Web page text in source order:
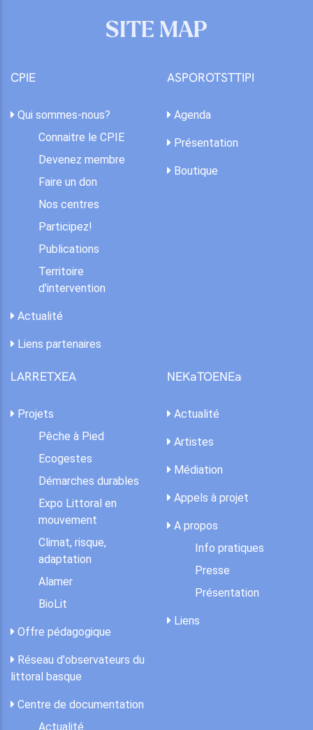
SITE MAP
CPIE
Qui sommes-nous?
Connaitre le CPIE
Devenez membre
Faire un don
Nos centres
Participez!
Publications
Territoire
d'intervention
Actualité
Liens partenaires
ASPOROTSTTIPI
Agenda
Présentation
Boutique
LARRETXEA
Projets
Pêche à Pied
Ecogestes
Démarches durables
Expo Littoral en
mouvement
Climat, risque,
adaptation
Alamer
BioLit
Offre pédagogique
Réseau d'observateurs du
littoral basque
Centre de documentation
Actualité
NEKaTOENEa
Actualité
Artistes
Médiation
Appels à projet
A propos
Info pratiques
Presse
Présentation
Liens